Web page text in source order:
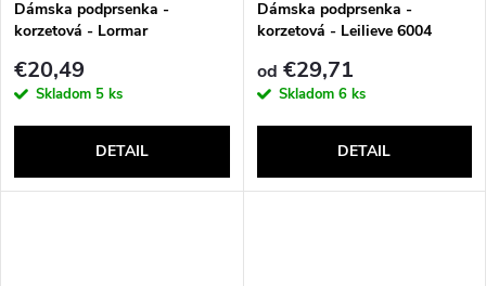
Dámska podprsenka -
korzetová - Lormar
€20,49
Skladom 5 ks
DETAIL
Dámska podprsenka -
korzetová - Leilieve 6004
od €29,71
Skladom 6 ks
DETAIL